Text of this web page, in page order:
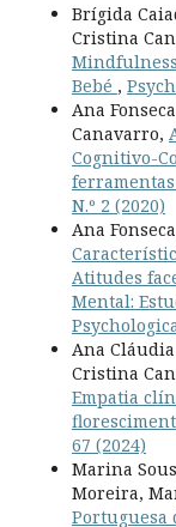
Brígida
Cristina
Bebé ,
Ana
Canavarro,
Cognitivo-
N.º 2 (2020)
Ana
Atitudes
Mental:
Ana
Cristina
Empatia
67 (2024)
Marina
Moreira,
Portuguesa